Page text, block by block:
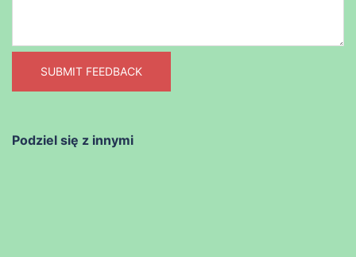
SUBMIT FEEDBACK
Podziel się z innymi